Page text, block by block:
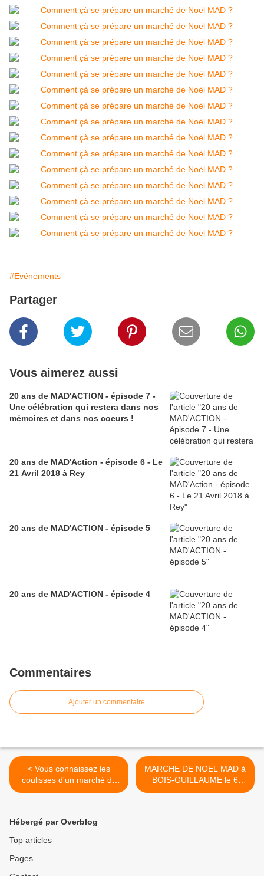
#Evénements
Partager
Vous aimerez aussi
20 ans de MAD'ACTION - épisode 7 -
Une célébration qui restera dans nos
mémoires et dans nos coeurs !
20 ans de MAD'Action - épisode 6 - Le
21 Avril 2018 à Rey
20 ans de MAD'ACTION - épisode 5
20 ans de MAD'ACTION - épisode 4
Commentaires
Ajouter un commentaire
< Vous connaissez les
coulisses d'un marché de
Noël MAD ?
MARCHE DE NOËL MAD à
BOIS-GUILLAUME le 6
Décembre 2015 >
Hébergé par Overblog
Top articles
Pages